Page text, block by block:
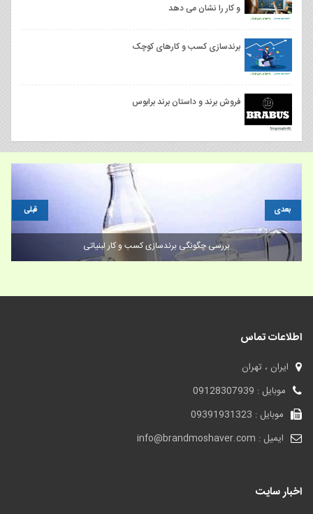
و کار را نشان می دهد
برندسازی کسب و کارهای کوچک
فروش برند و داستان برند برابوس
بررسی چگونگی برندسازی کسب و کار لبنیاتی
قبلی بعدی
اطلاعات تماس
ایران ، تهران
موبایل : 09128307939
موبایل : 09391931323
ایمیل : info@brandmoshaver.com
اخبار سایت